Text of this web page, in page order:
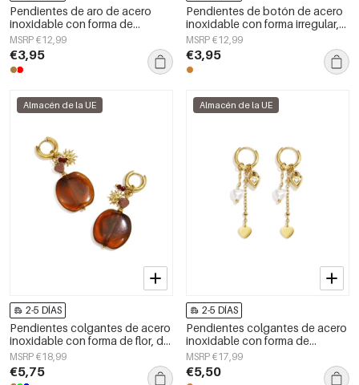
Pendientes de aro de acero
inoxidable con forma de
corazón, sencillos, de la serie
Daily Simple, joyería para mujer.
MSRP €12,99
€3,95
Pendientes de botón de acero
inoxidable con forma irregular,
sencillos, de la serie Daily
Simple, joyería para mujer.
MSRP €12,99
€3,95
Almacén de la UE
2-5 DÍAS
Pendientes colgantes de acero
inoxidable con forma de flor, de
la serie Daily Simple, joyería para
mujer.
MSRP €18,99
€5,75
Almacén de la UE
2-5 DÍAS
Pendientes colgantes de acero
inoxidable con forma de
corazón, sencillos, de la serie
Daily Simple, joyería para mujer.
MSRP €17,99
€5,50